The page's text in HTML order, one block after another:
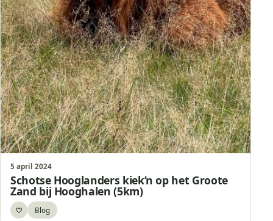
5 april 2024
Schotse Hooglanders kiek’n op het Groote
Zand bij Hooghalen (5km)
♡Bewaar
Blog